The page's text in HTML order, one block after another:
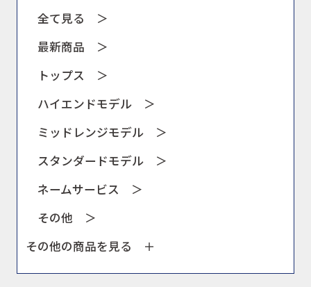
全て見る ＞
最新商品 ＞
トップス ＞
ハイエンドモデル ＞
ミッドレンジモデル ＞
スタンダードモデル ＞
ネームサービス ＞
その他 ＞
その他の商品を見る